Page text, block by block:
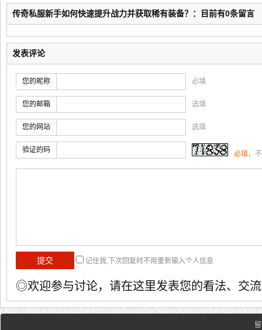
传奇私服新手如何快速提升战力并获取稀有装备？：目前有0条留言
发表评论
您的昵称 必填
您的邮箱 选填
您的网站 选填
验证的码 必填，
记住我,下次回复时不用重新输入个人信息
◎欢迎参与讨论，请在这里发表您的看法、交